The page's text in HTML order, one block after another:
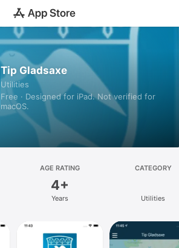
Tip Gladsaxe
Utilities
Free · Designed for iPad. Not verified for
macOS.
AGE RATING
4+
Years
CATEGORY
Utilities